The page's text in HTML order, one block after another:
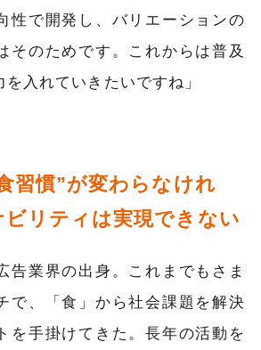
性で開発し、バリエーションの
そのためです。これからは普及
入れていきたいですね」
習慣”が変わらなけれ
リティは実現できない
告業界の出身。これまでもさま
で、「食」から社会課題を解決
を手掛けてきた。長年の活動を